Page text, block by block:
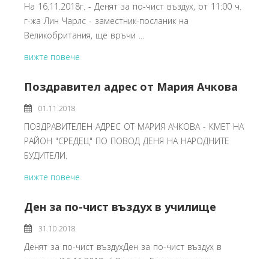
На 16.11.2018г. - Денят за по-чист въздух, от 11:00 ч.
г-жа Лин Чарлс - заместник-посланик на
Великобритания, ще връчи ...
вижте повече
Поздравител адрес от Мария Ачкова
01.11.2018
ПОЗДРАВИТЕЛЕН АДРЕС ОТ МАРИЯ АЧКОВА - КМЕТ НА
РАЙОН "СРЕДЕЦ" ПО ПОВОД ДЕНЯ НА НАРОДНИТЕ
БУДИТЕЛИ.
вижте повече
Ден за по-чист въздух в училище
31.10.2018
Денят за по-чист въздухДен за по-чист въздух в